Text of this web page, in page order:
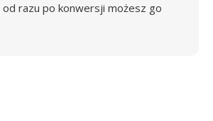
razu po konwersji możesz go